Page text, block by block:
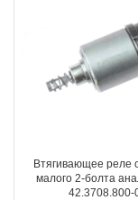
Втягивающее реле
малого 2-болта
42.3708.800-